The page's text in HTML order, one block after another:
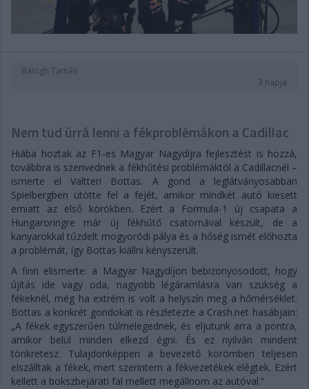
Balogh Tamás
3 napja
Nem tud úrrá lenni a fékproblémákon a Cadillac
Hiába hoztak az F1-es Magyar Nagydíjra fejlesztést is hozzá,
továbbra is szenvednek a fékhűtési problémáktól a Cadillacnél –
ismerte el Valtteri Bottas. A gond a leglátványosabban
Spielbergben ütötte fel a fejét, amikor mindkét autó kiesett
emiatt az első körökben. Ezért a Formula-1 új csapata a
Hungaroringre már új fékhűtő csatornával készült, de a
kanyarokkal tűzdelt mogyoródi pálya és a hőség ismét előhozta
a problémát, így Bottas kiállni kényszerült.
A finn elismerte: a Magyar Nagydíjon bebizonyosodott, hogy
újítás ide vagy oda, nagyobb légáramlásra van szükség a
fékeknél, még ha extrém is volt a helyszín meg a hőmérséklet.
Bottas a konkrét gondokat is részletezte a Crash.net hasábjain:
„A fékek egyszerűen túlmelegednek, és eljutunk arra a pontra,
amikor belül minden elkezd égni. És ez nyilván mindent
tönkretesz. Tulajdonképpen a bevezető körömben teljesen
elszálltak a fékek, mert szerintem a fékvezetékek elégtek. Ezért
kellett a bokszbejárati fal mellett megállnom az autóval.”